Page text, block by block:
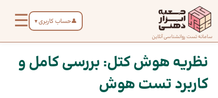
محتوا
سامانه تست روانشناسی آنلاین
👤حساب کاربری ▼
☰
صفحه
درباره
نظریه هوش کتل: بررسی کامل و
کاربرد تست‌ هوش
پیمایش
نوشته